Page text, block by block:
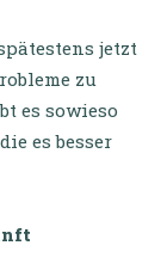
jetzt
zu
es sowieso
es besser